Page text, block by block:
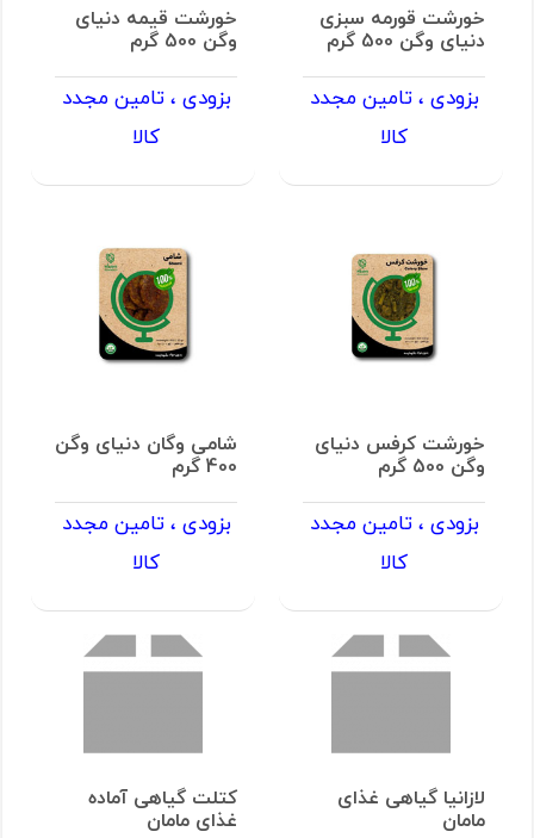
خورشت قورمه سبزی
دنیای وگن 500 گرم
بزودی ، تامین مجدد
کالا
خورشت قیمه دنیای
وگن 500 گرم
بزودی ، تامین مجدد
کالا
خورشت کرفس دنیای
وگن 500 گرم
بزودی ، تامین مجدد
کالا
شامی وگان دنیای وگن
400 گرم
بزودی ، تامین مجدد
کالا
لازانیا گیاهی غذای
مامان
کتلت گیاهی آماده
غذای مامان